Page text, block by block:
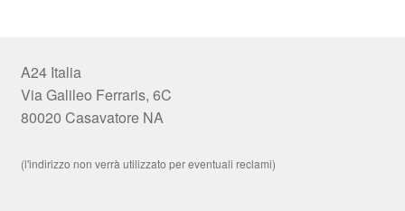
A24 Italia
Via Galileo Ferraris, 6C
80020 Casavatore NA
(l'indirizzo non verrà utilizzato per eventuali reclami)